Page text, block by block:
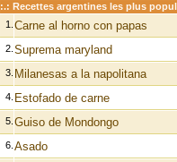
:.: Recettes argentines les plus
1. Carne al horno con papas
2. Suprema maryland
3. Milanesas a la napolitana
4. Estofado de carne
5. Guiso de Mondongo
6. Asado